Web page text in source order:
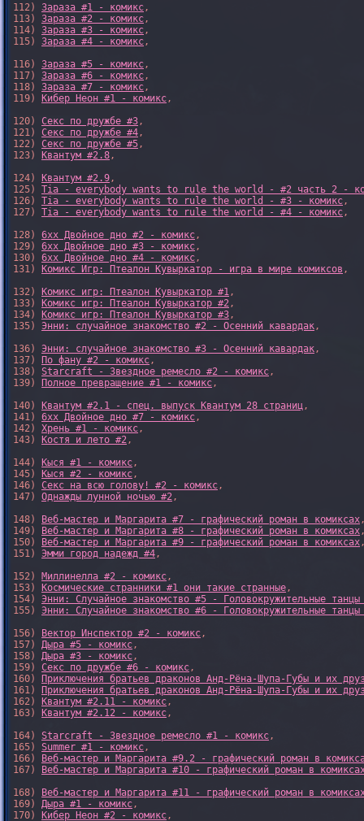
112) Зараза #1 - комикс,
113) Зараза #2 - комикс,
114) Зараза #3 - комикс,
115) Зараза #4 - комикс,
116) Зараза #5 - комикс,
117) Зараза #6 - комикс,
118) Зараза #7 - комикс,
119)
Кибер Неон #1 - комикс,
120) Секс по дружбе #3,
121) Секс по дружбе #4,
122) Секс по дружбе #5,
123)
Квантум #2.8,
124)
Квантум #2.9,
125) Tia - everybody wants to rule the world - #2 часть 2 -
126) Tia - everybody wants to rule the world - #3 - комикс,
127) Tia - everybody wants to rule the world - #4 - комикс,
128) 6xx Двойное дно #2 - комикс,
129) 6xx Двойное дно #3 - комикс,
130) 6xx Двойное дно #4 - комикс,
131)
Комикс Игр: Птеалон Кувыркатор - игра в мире комиксов ,
132)
Комикс игр: Птеалон Кувыркатор #1,
133)
Комикс игр: Птеалон Кувыркатор #2,
134)
Комикс игр: Птеалон Кувыркатор #3,
135) Энни: случайное знакомство #2 - Осенний кавардак,
136) Энни: случайное знакомство #3 - Осенний кавардак,
137)
По фану #2 - комикс,
138) Starcraft - Звездное ремесло #2 - комикс,
139)
Полное превращение #1 - комикс,
140)
Квантум #2.1 - спец. выпуск Квантум 28 страниц,
141) 6xx Двойное дно #7 - комикс,
142) Хрень #1 - комикс,
143)
Костя и лето #2,
144)
Кыся #1 - комикс,
145)
Кыся #2 - комикс,
146) Секс на всю голову! #2 - комикс,
147) Однажды лунной ночью #2,
148)
Веб-мастер и Маргарита #7 - графический роман в комиксах
149)
Веб-мастер и Маргарита #8 - графический роман в комиксах
150)
Веб-мастер и Маргарита #9 - графический роман в комиксах
151) Эмми город надежд #4,
152) Миллинелла #2 - комикс,
153)
Космические странники #1 они такие странные,
154) Энни: Случайное знакомство #5 - Головокружительные
155) Энни: Случайное знакомство #6 - Головокружительные
156)
Вектор Инспектор #2 - комикс,
157) Дыра #5 - комикс,
158) Дыра #3 - комикс,
159) Секс по дружбе #6 - комикс,
160)
Приключения братьев драконов Анд-Рёна-Шупа-Губы и их
161)
Приключения братьев драконов Анд-Рёна-Шупа-Губы и их
162)
Квантум #2.11 - комикс,
163)
Квантум #2.12 - комикс,
164) Starcraft - Звездное ремесло #1 - комикс,
165) Summer #1 - комикс,
166)
Веб-мастер и Маргарита #9.2 - графический роман в
167)
Веб-мастер и Маргарита #10 - графический роман в
168)
Веб-мастер и Маргарита #11 - графический роман в
169) Дыра #1 - комикс,
170)
Кибер Неон #2 - комикс,